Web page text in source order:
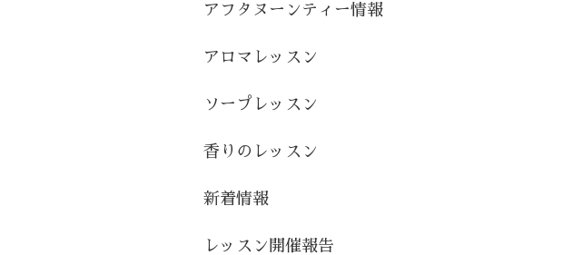
アフタヌーンティー情報
アロマレッスン
ソープレッスン
香りのレッスン
新着情報
レッスン開催報告